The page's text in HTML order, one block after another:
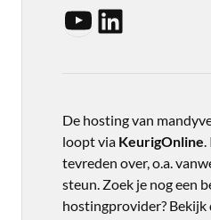
De hosting van
loopt via KeurigOnline.
tevreden over, o.a.
steun. Zoek je nog een
hostingprovider? Bekijk